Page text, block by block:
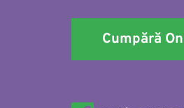
Cumpără